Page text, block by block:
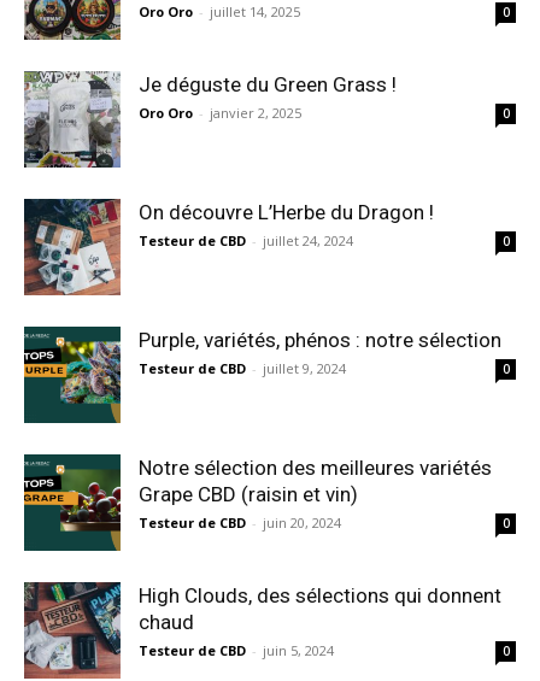
Oro Oro - juillet 14, 2025 0
Je déguste du Green Grass !
Oro Oro - janvier 2, 2025 0
On découvre L’Herbe du Dragon !
Testeur de CBD - juillet 24, 2024 0
Purple, variétés, phénos : notre sélection
Testeur de CBD - juillet 9, 2024 0
Notre sélection des meilleures variétés
Grape CBD (raisin et vin)
Testeur de CBD - juin 20, 2024 0
High Clouds, des sélections qui donnent
chaud
Testeur de CBD - juin 5, 2024 0